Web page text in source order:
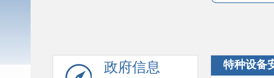
政府信息
特种设备